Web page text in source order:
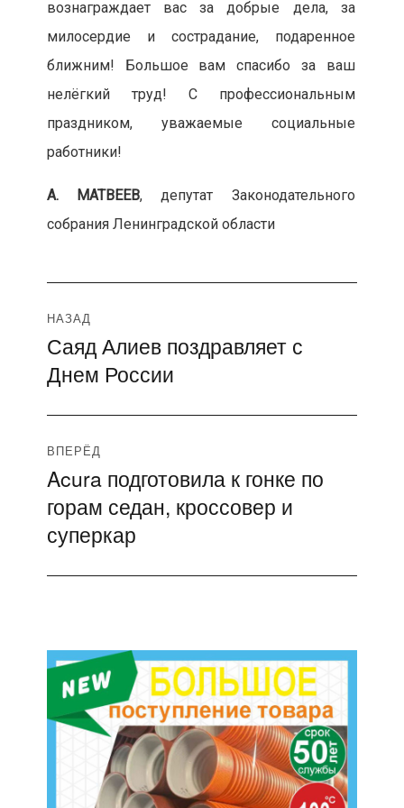
вознаграждает вас за добрые дела, за
милосердие и сострадание, подаренное
ближним! Большое вам спасибо за ваш
нелёгкий труд! С профессиональным
праздником, уважаемые социальные
работники!
А. МАТВЕЕВ, депутат Законодательного
собрания Ленинградской области
Навигация
по
записям
НАЗАД
Предыдущая
запись:
Саяд Алиев поздравляет с
Днем России
ВПЕРЁД
Следующая
запись:
Acura подготовила к гонке по
горам седан, кроссовер и
суперкар